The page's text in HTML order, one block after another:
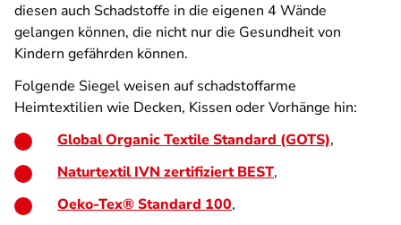
diesen auch Schadstoffe in die eigenen 4 Wände
gelangen können, die nicht nur die Gesundheit von
Kindern gefährden können.
Folgende Siegel weisen auf schadstoffarme
Heimtextilien wie Decken, Kissen oder Vorhänge hin:
Global Organic Textile Standard (GOTS),
Naturtextil IVN zertifiziert BEST,
Oeko-Tex® Standard 100,